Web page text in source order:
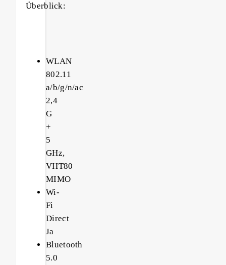
Überblick:
WLAN
802.11
a/b/g/n/ac
2,4
G
+
5
GHz,
VHT80
MIMO
Wi-
Fi
Direct
Ja
Bluetooth
5.0